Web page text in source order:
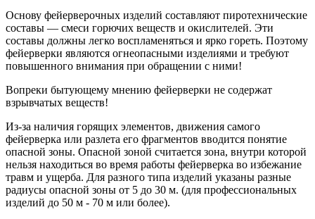
Основу фейерверочных изделий составляют пиротехнические
составы — смеси горючих веществ и окислителей. Эти
составы должны легко воспламеняться и ярко гореть. Поэтому
фейерверки являются огнеопасными изделиями и требуют
повышенного внимания при обращении с ними!
Вопреки бытующему мнению фейерверки не содержат
взрывчатых веществ!
Из-за наличия горящих элементов, движения самого
фейерверка или разлета его фрагментов вводится понятие
опасной зоны. Опасной зоной считается зона, внутри которой
нельзя находиться во время работы фейерверка во избежание
травм и ущерба. Для разного типа изделий указаны разные
радиусы опасной зоны от 5 до 30 м. (для профессиональных
изделий до 50 м - 70 м или более).